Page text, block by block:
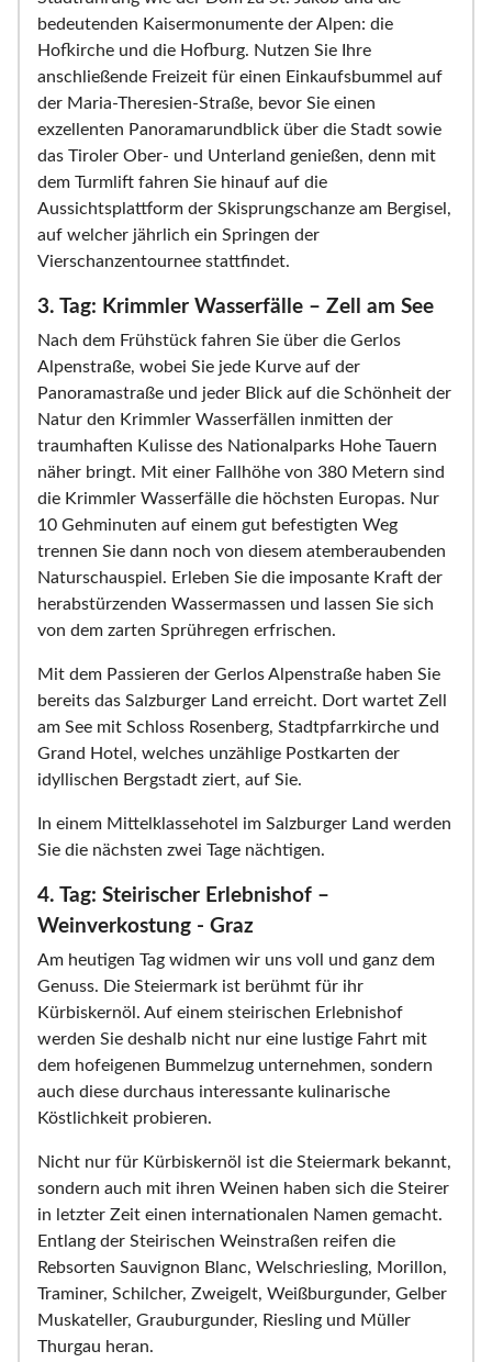
bedeutenden Kaisermonumente der Alpen: die
Hofkirche und die Hofburg. Nutzen Sie Ihre
anschließende Freizeit für einen Einkaufsbummel auf
der Maria-Theresien-Straße, bevor Sie einen
exzellenten Panoramarundblick über die Stadt sowie
das Tiroler Ober- und Unterland genießen, denn mit
dem Turmlift fahren Sie hinauf auf die
Aussichtsplattform der Skisprungschanze am Bergisel,
auf welcher jährlich ein Springen der
Vierschanzentournee stattfindet.
3. Tag: Krimmler Wasserfälle – Zell am See
Nach dem Frühstück fahren Sie über die Gerlos
Alpenstraße, wobei Sie jede Kurve auf der
Panoramastraße und jeder Blick auf die Schönheit der
Natur den Krimmler Wasserfällen inmitten der
traumhaften Kulisse des Nationalparks Hohe Tauern
näher bringt. Mit einer Fallhöhe von 380 Metern sind
die Krimmler Wasserfälle die höchsten Europas. Nur
10 Gehminuten auf einem gut befestigten Weg
trennen Sie dann noch von diesem atemberaubenden
Naturschauspiel. Erleben Sie die imposante Kraft der
herabstürzenden Wassermassen und lassen Sie sich
von dem zarten Sprühregen erfrischen.
Mit dem Passieren der Gerlos Alpenstraße haben Sie
bereits das Salzburger Land erreicht. Dort wartet Zell
am See mit Schloss Rosenberg, Stadtpfarrkirche und
Grand Hotel, welches unzählige Postkarten der
idyllischen Bergstadt ziert, auf Sie.
In einem Mittelklassehotel im Salzburger Land werden
Sie die nächsten zwei Tage nächtigen.
4. Tag: Steirischer Erlebnishof –
Weinverkostung - Graz
Am heutigen Tag widmen wir uns voll und ganz dem
Genuss. Die Steiermark ist berühmt für ihr
Kürbiskernöl. Auf einem steirischen Erlebnishof
werden Sie deshalb nicht nur eine lustige Fahrt mit
dem hofeigenen Bummelzug unternehmen, sondern
auch diese durchaus interessante kulinarische
Köstlichkeit probieren.
Nicht nur für Kürbiskernöl ist die Steiermark bekannt,
sondern auch mit ihren Weinen haben sich die Steirer
in letzter Zeit einen internationalen Namen gemacht.
Entlang der Steirischen Weinstraßen reifen die
Rebsorten Sauvignon Blanc, Welschriesling, Morillon,
Traminer, Schilcher, Zweigelt, Weißburgunder, Gelber
Muskateller, Grauburgunder, Riesling und Müller
Thurgau heran.